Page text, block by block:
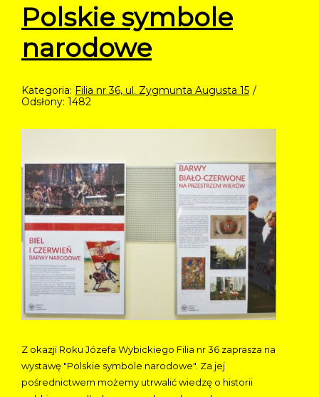
Polskie symbole
narodowe
Kategoria: Filia nr 36, ul. Zygmunta Augusta 15
Odsłony: 1482
Z okazji Roku Józefa Wybickiego Filia nr 36 zaprasza na
wystawę "Polskie symbole narodowe". Za jej
pośrednictwem możemy utrwalić wiedzę o historii